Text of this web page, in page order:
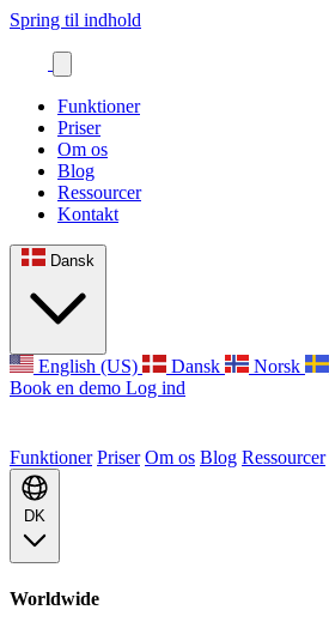
Spring til indhold
Funktioner
Priser
Om os
Blog
Ressourcer
Kontakt
Dansk
English (US) Dansk Norsk
Book en demo Log ind
Funktioner Priser Om os Blog Ressourcer
DK
Worldwide